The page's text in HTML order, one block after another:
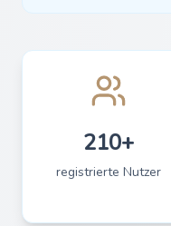
210+
registrierte Nutzer